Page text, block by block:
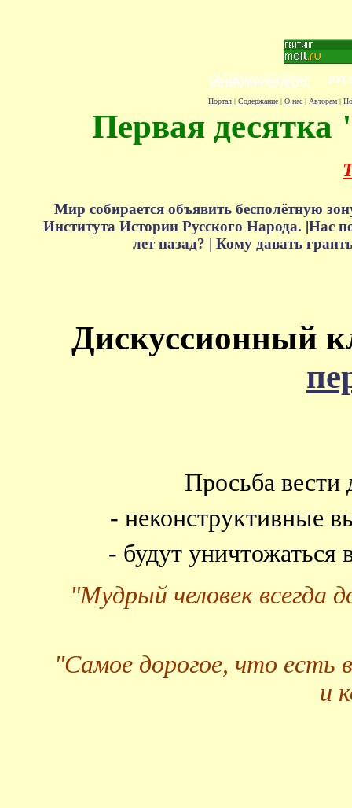
Портал| Содержание| О нас| Авторам|
Первая десятка
Мир собирается объявить бесполётную
Института Истории Русского Народа. |Нас
лет назад? | Кому давать
Дискуссионный
Просьба вести
- неконструктивные
- будут
"Мудрый человек всегда
"Самое дорогое, что есть
и